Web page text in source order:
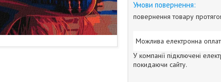
повернення товару
У компанії підключені
покидаючи сайту.